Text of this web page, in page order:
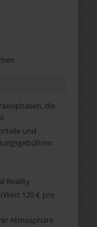
die
und
Reality
120 € pro
Atmosphäre